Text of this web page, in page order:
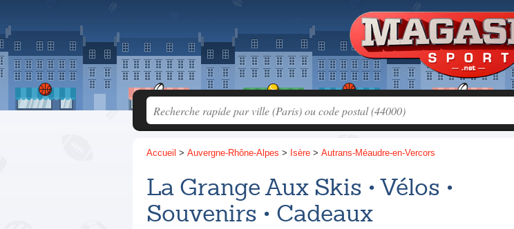
Accueil > Auvergne-Rhône-Alpes > Isère > Autrans-Méaudre-en-Vercors
La Grange Aux Skis • Vélos •
Souvenirs • Cadeaux